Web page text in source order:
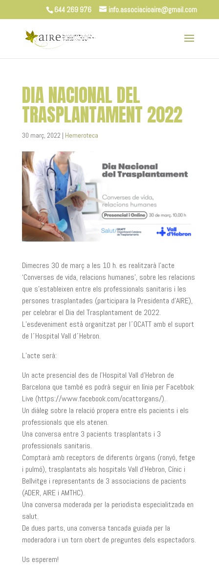
644 269 976 info.associacioaire@gmail.com
DIA NACIONAL DEL
TRASPLANTAMENT 2022
30 març, 2022 | Hemeroteca
Dimecres 30 de març a les 10 h. es realitzarà l’acte
‘Converses de vida, relacions humanes’, sobre les relacions
que s’estableixen entre els professionals sanitaris i les
persones trasplantades (participara la Presidenta d’AIRE),
per celebrar el Dia del Trasplantament de 2022.
L’esdeveniment està organitzat per l´OCATT amb el suport
de l´Hospital Vall d´Hebron.
L’acte serà:
Un acte presencial des de l’Hospital Vall d’Hebron de
Barcelona que també es podrà seguir en línia per Facebbok
Live (https://www.facebook.com/ocattorgans/).
Un diàleg sobre la relació propera entre els pacients i els
professionals que els atenen.
Una conversa entre 3 pacients trasplantats i 3
professionals sanitaris.
Comptarà amb receptors de diferents òrgans (ronyó, fetge
i pulmó), trasplantats als hospitals Vall d’Hebron, Cínic i
Bellvitge i representants de 3 associacions de pacients
(ADER, AIRE i AMTHC).
Una conversa moderada per la periodista especialitzada en
salut.
De dues parts, una conversa tancada guiada per la
moderadora i un torn obert de preguntes dels espectadors.
Us esperem!